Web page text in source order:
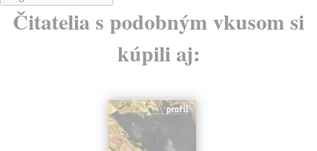
Čitatelia s podobným vkusom si
kúpili aj: